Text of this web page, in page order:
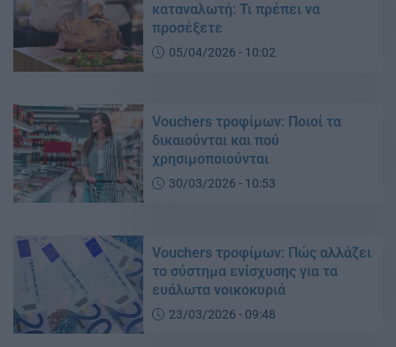
καταναλωτή: Τι πρέπει να
προσέξετε
05/04/2026 - 10:02
Vouchers τροφίμων: Ποιοί τα
δικαιούνται και πού
χρησιμοποιούνται
30/03/2026 - 10:53
Vouchers τροφίμων: Πώς αλλάζει
το σύστημα ενίσχυσης για τα
ευάλωτα νοικοκυριά
23/03/2026 - 09:48